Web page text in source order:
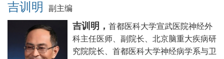
吉训明 副主编
吉训明， 首都医科大学宣武医院神经外
科主任医师、副院长、北京脑重大疾病研
究院院长、首都医科大学神经病学系与卫